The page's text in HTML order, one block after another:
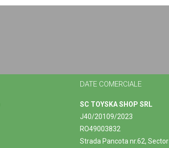
DATE COMERCIALE
SC TOYSKA SHOP SRL
J40/20109/2023
RO49003832
Strada Pancota nr.62, Sector